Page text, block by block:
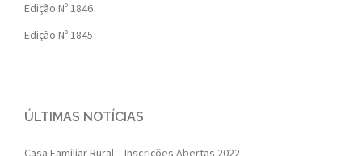
Edição Nº 1846
Edição Nº 1845
ÚLTIMAS NOTÍCIAS
Casa Familiar Rural – Inscrições Abertas 2022